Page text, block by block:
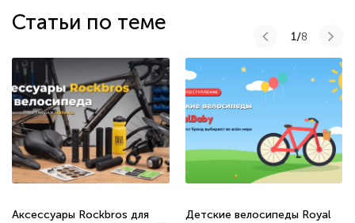
Статьи по теме
Аксессуары Rockbros для
Детские велосипеды Royal
1/8